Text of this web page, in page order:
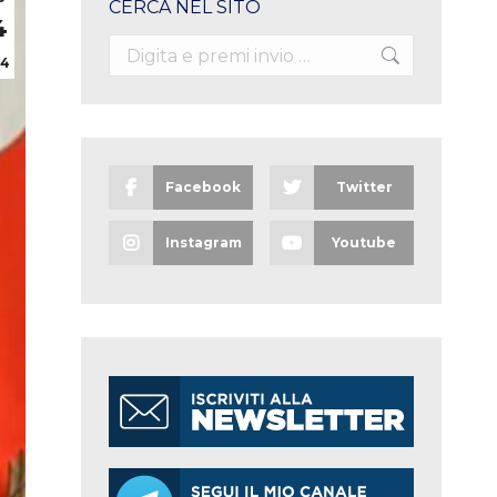
CERCA NEL SITO
Search:
Facebook Twitter
Instagram Youtube